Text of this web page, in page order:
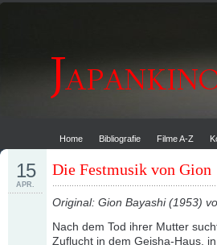
Home Bibliografie Filme A-Z
Die Festmusik von Gion
15
APR.
Original: Gion Bayashi (1953)
Nach dem Tod ihrer Mutter
Zuflucht in dem Geisha-Haus,